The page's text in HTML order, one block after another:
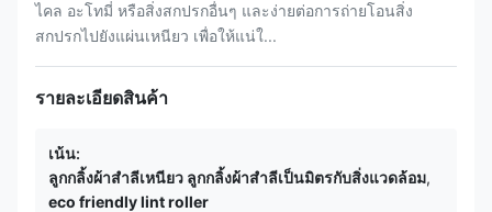
ไคล อะโทมี่ หรือสิ่งสกปรกอื่นๆ และง่ายต่อการถ่ายโอนสิ่ง
สกปรกไปยังแผ่นเหนียว เพื่อให้แน่ใ...
รายละเอียดสินค้า
เน้น:
ลูกกลิ้งผ้าสำลีเหนียว ลูกกลิ้งผ้าสำลีเป็นมิตรกับสิ่งแวดล้อม,
eco friendly lint roller